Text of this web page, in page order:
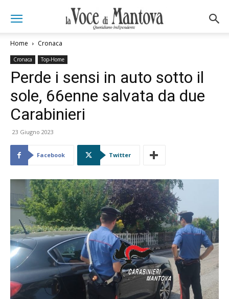
Home Cronaca
Cronaca Top-Home
Perde i sensi in auto sotto il
sole, 66enne salvata da due
Carabinieri
23 Giugno 2023
Facebook Twitter